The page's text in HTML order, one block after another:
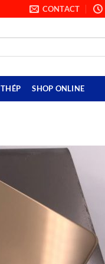
CONTACT
THÉP SHOP ONLINE